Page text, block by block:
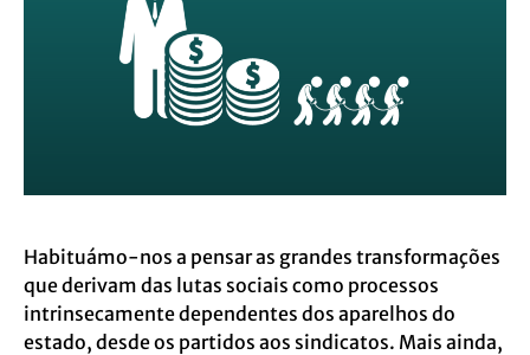
Habituámo-nos a pensar as grandes transformações
que derivam das lutas sociais como processos
intrinsecamente dependentes dos aparelhos do
estado, desde os partidos aos sindicatos. Mais ainda,